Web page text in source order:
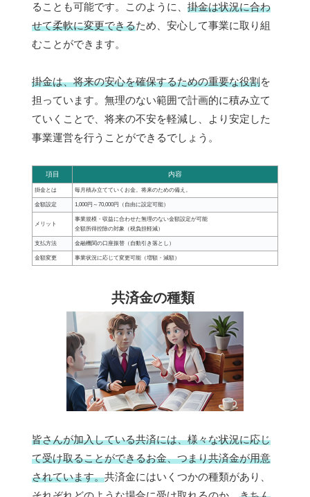
ることも可能です。このように、 掛金は状況に合わ
せて柔軟に変更できるため、安心して事業に取り組
むことができます。
掛金は、将来の安心を確保するための重要な役割を
担っています。無理のない範囲で計画的に積み立て
ていくことで、将来の不安を軽減し、より安定した
事業運営を行うことができるでしょう。
項目 内容
掛金とは 毎月積み立てていくお金。将来のための備え。
金額設定 1,000円～70,000円（自由に設定可能）
メリット
事業規模・収益に合わせた無理のない金額設定が可能
全額所得控除の対象（税負担軽減）
支払方法 金融機関の口座振替（自動引き落とし）
金額変更 事業状況に応じて変更可能（増額・減額）
共済金の種類
皆さんが加入している共済には、様々な状況に応じ
て受け取ることができるお金、つまり共済金が用意
されています。共済金にはいくつかの種類があり、